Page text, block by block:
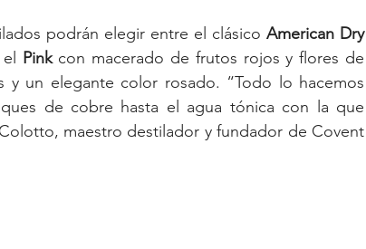
podrán elegir entre el clásico American Dry
Pink con macerado de frutos rojos y flores de
y un elegante color rosado. “Todo lo hacemos
de cobre hasta el agua tónica con la que
maestro destilador y fundador de Covent